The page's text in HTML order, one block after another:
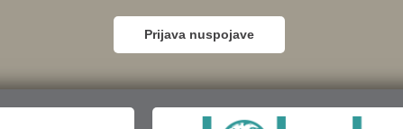
Prijava nuspojave